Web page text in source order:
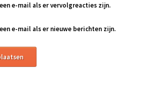
e-mail als er vervolgreacties zijn.
e-mail als er nieuwe berichten zijn.